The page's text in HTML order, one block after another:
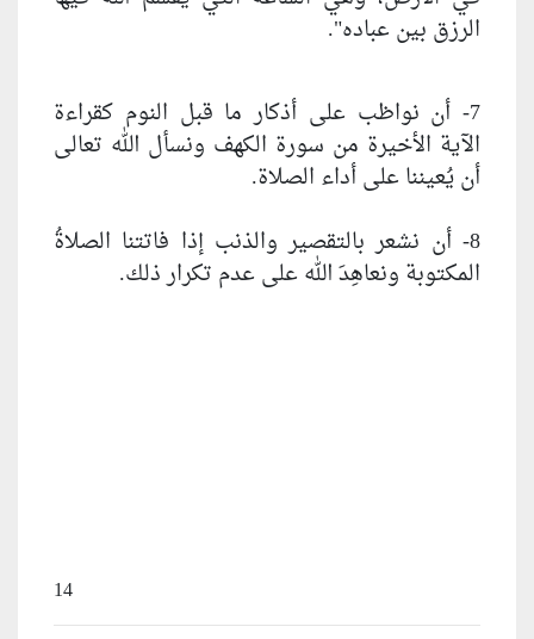
الرزق بين عباده".
7- أن نواظب على أذكار ما قبل النوم كقراءة
الآية الأخيرة من سورة الكهف ونسأل الله تعالى
أن يُعيننا على أداء الصلاة.
8- أن نشعر بالتقصير والذنب إذا فاتتنا الصلاةُ
المكتوبة ونعاهِدَ الله على عدم تكرار ذلك.
14